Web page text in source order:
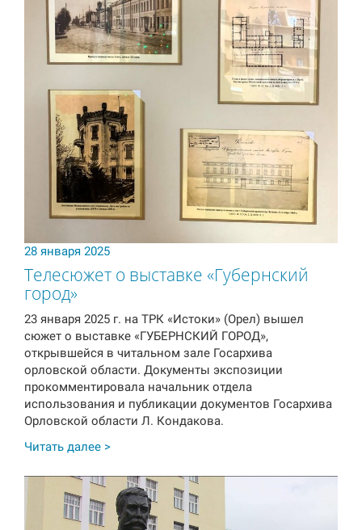
28 января 2025
Телесюжет о выставке «Губернский
город»
23 января 2025 г. на ТРК «Истоки» (Орел) вышел
сюжет о выставке «ГУБЕРНСКИЙ ГОРОД»,
открывшейся в читальном зале Госархива
орловской области. Документы экспозиции
прокомментировала начальник отдела
использования и публикации документов Госархива
Орловской области Л. Кондакова.
Читать далее >